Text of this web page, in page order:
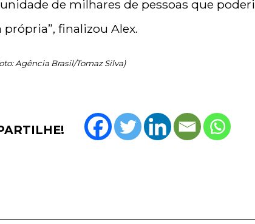
de milhares de pessoas que
finalizou Alex.
Agência Brasil/Tomaz Silva)